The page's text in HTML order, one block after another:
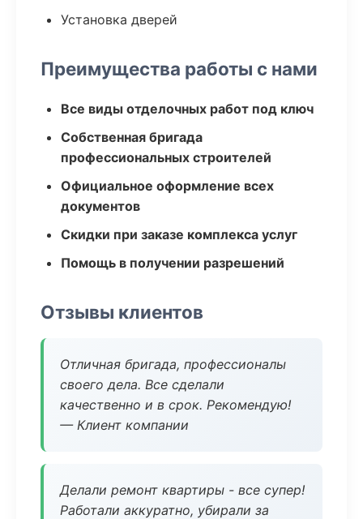
Установка дверей
Преимущества работы с нами
Все виды отделочных работ под ключ
Собственная бригада
профессиональных строителей
Официальное оформление всех
документов
Скидки при заказе комплекса услуг
Помощь в получении разрешений
Отзывы клиентов
Отличная бригада, профессионалы
своего дела. Все сделали
качественно и в срок. Рекомендую!
— Клиент компании
Делали ремонт квартиры - все супер!
Работали аккуратно, убирали за